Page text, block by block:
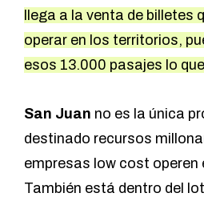
llega a la venta de billetes
operar en los territorios,
esos 13.000 pasajes lo
San Juan no es la única
destinado recursos
empresas low cost operen
También está dentro del